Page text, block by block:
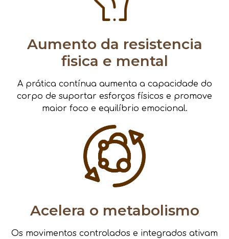
Aumento da resistencia
fisica e mental
A prática contínua aumenta a capacidade do
corpo de suportar esforços físicos e promove
maior foco e equilíbrio emocional.
Acelera o metabolismo
Os movimentos controlados e integrados ativam